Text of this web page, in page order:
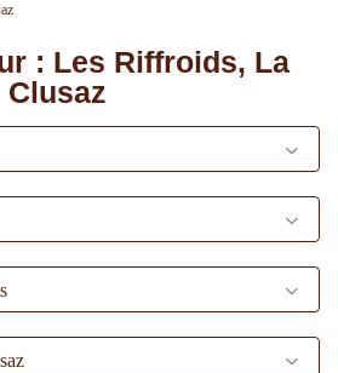
: Les Riffroids, La
Clusaz